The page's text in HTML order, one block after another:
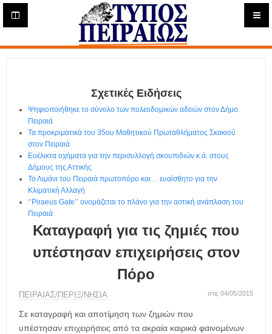
Η
ε
ρ
Σχετικές Ειδήσεις
Ψηφιοποιήθηκε το σύνολο των πολεοδομικών αδειών στον Δήμο
Πειραιά
Τα προκριματικά του 35ου Μαθητικού Πρωταθλήματος Σκακιού
στον Πειραιά
Ευέλικτα οχήματα για την περισυλλογή σκουπιδιών κ.ά. στους
Δήμους της Αττικής
Το Λιμάνι του Πειραιά πρωτοπόρο και… ευαίσθητο για την
Κλιματική Αλλαγή
‘’Piraeus Gate’’ ονομάζεται το πλάνο για την αστική ανάπλαση του
Πειραιά
Καταγραφή για τις ζημιές που
υπέστησαν επιχειρήσεις στον
Πόρο
ΠΕΙΡΑΙΑΣ/ΠΕΡΙΞ/ΝΗΣΙΑ στις 04/05/2015
Σε καταγραφή και αποτίμηση των ζημιών που
υπέστησαν επιχειρήσεις από τα ακραία καιρικά φαινομένων